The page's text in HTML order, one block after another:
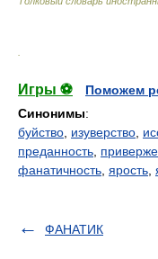
Игры ⚽
Поможем
Синонимы:
буйство изуверство
преданность
фанатичность ярость
ФАНАТИК